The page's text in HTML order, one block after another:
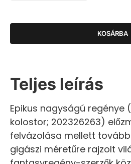
KOSÁRBA
Teljes leírás
Epikus nagyságú regénye
kolostor; 202326263)
felvázolása mellett
gigászi méretűre rajzolt